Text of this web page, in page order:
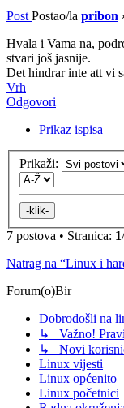
Post Postao/la pribon
Hvala i Vama na,
stvari još jasnije.
Det hindrar inte att vi
Vrh
Odgovori
Prikaz ispisa
Prikaži:
7 postova • Stranica: 1/
Natrag na “Linux i
Forum(o)Bir
Dobrodošli na
↳ Važno!
↳ Novi
Linux vijesti
Linux općenito
Linux početnici